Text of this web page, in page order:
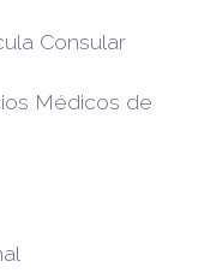
Consular
Médicos de